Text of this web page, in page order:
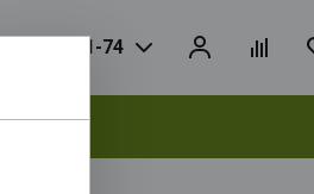
728-81-74